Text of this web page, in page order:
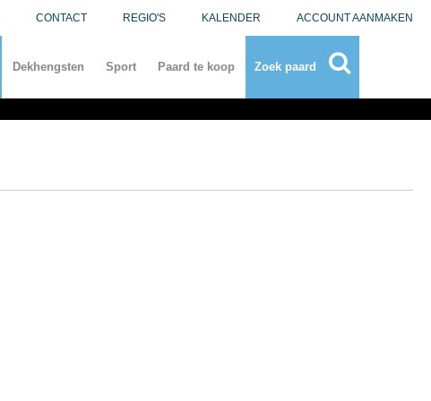
CONTACT REGIO'S KALENDER ACCOUNT AANMAKEN
Dekhengsten Sport Paard te koop Zoek paard